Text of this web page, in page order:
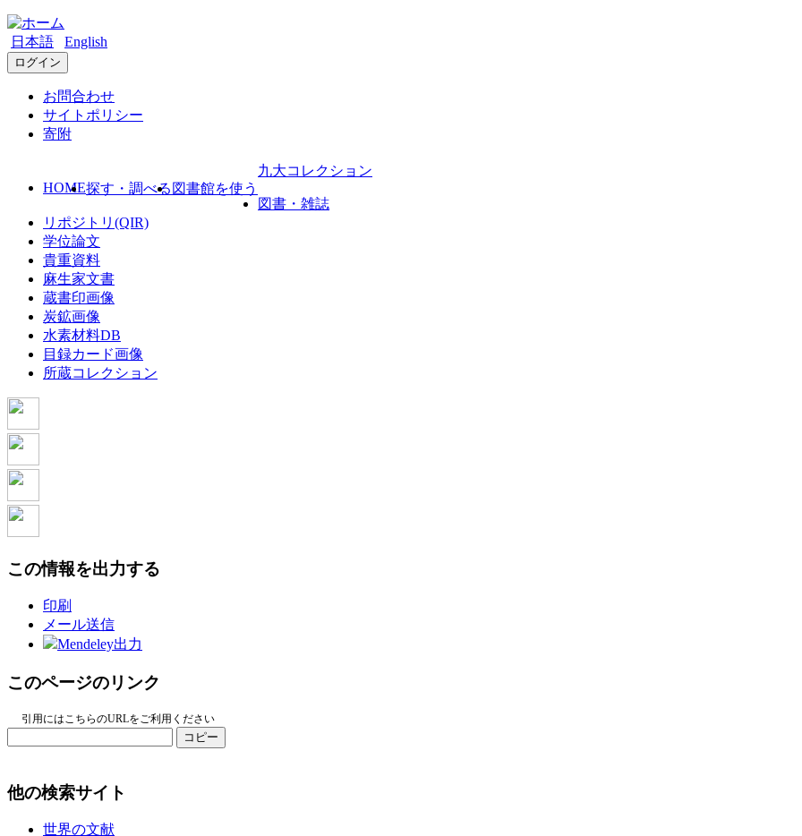
日本語 English
ログイン
お問合わせ
サイトポリシー
寄附
HOME探す・調べる 図書館を使う
九大コレクション
図書・雑誌
リポジトリ(QIR)
学位論文
貴重資料
麻生家文書
蔵書印画像
炭鉱画像
水素材料DB
目録カード画像
所蔵コレクション
この情報を出力する
印刷
メール送信
Mendeley出力
このページのリンク
引用にはこちらのURLをご利用ください
コピー
他の検索サイト
世界の文献